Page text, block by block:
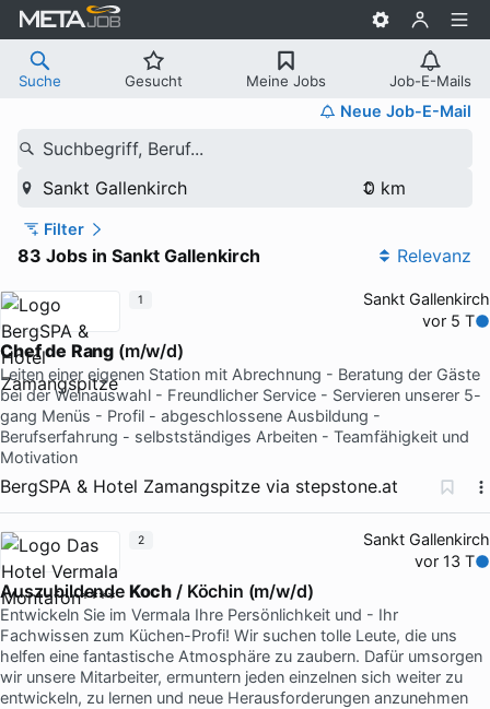
Suche Gesucht Meine Jobs Job-E-Mails
Neue Job-E-Mail
Suchbegriff, Beruf...
Sankt Gallenkirch
Filter
83 Jobs in Sankt Gallenkirch Relevanz
Sankt Gallenkirch
vor 5 T
Chefde Rang (m/w/d)
Leiten einer eigenen Station mit Abrechnung - Beratung der Gäste
bei der Weinauswahl - Freundlicher Service - Servieren unserer 5-
gang Menüs - Profil - abgeschlossene Ausbildung -
Berufserfahrung - selbstständiges Arbeiten - Teamfähigkeit und
Motivation
BergSPA & Hotel Zamangspitze via stepstone.at
1
Sankt Gallenkirch
vor 13 T
Auszubildende Koch / Köchin (m/w/d)
Entwickeln Sie im Vermala Ihre Persönlichkeit und - Ihr
Fachwissen zum Küchen-Profi! Wir suchen tolle Leute, die uns
helfen eine fantastische Atmosphäre zu zaubern. Dafür umsorgen
wir unsere Mitarbeiter, ermuntern jeden einzelnen sich weiter zu
entwickeln, zu lernen und neue Herausforderungen anzunehmen
2